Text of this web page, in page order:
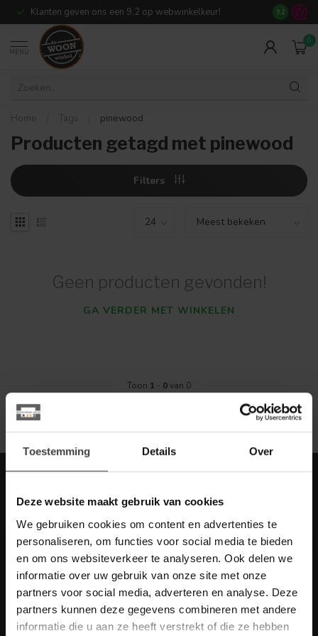
Toestemming Details Over
Deze website maakt gebruik van cookies
We gebruiken cookies om content en advertenties te
personaliseren, om functies voor social media te bieden
en om ons websiteverkeer te analyseren. Ook delen we
informatie over uw gebruik van onze site met onze
partners voor social media, adverteren en analyse. Deze
partners kunnen deze gegevens combineren met andere
informatie die u aan ze heeft verstrekt of die ze hebben
Klanten geven ons een 9,2 op webwinkelkeur! Meer dan
9.2
MENU
0
Home Tags pinewood
Producten getagd met pinewood
Filters
Geen producten gevonden!
GA VERDER MET WINKELEN
Toon 1 - 0van 0
Meer informatie
Heb je vragen over onze artikelen of jouw aankoop? Bekijk dan
de klantenservice pagina. Daar staan antwoorden op veel
scherpe acties